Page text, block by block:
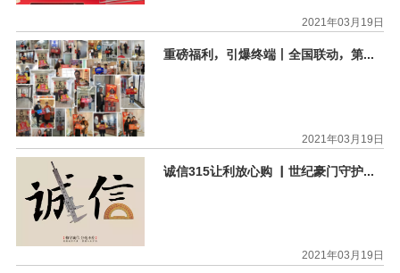
2021年03月19日
重磅福利，引爆终端丨全国联动，第二阶段战报再度来袭！
2021年03月19日
诚信315让利放心购 ▏世纪豪门守护消费安全，畅享品质顶墙
2021年03月19日